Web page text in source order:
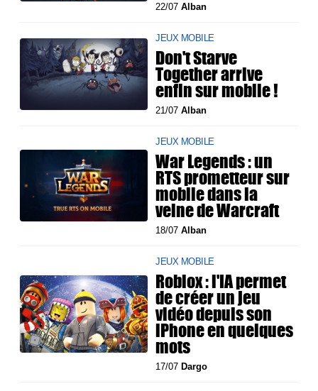
22/07Alban
JEUX MOBILE
Don't Starve
Together arrive
enfin sur mobile !
21/07Alban
JEUX MOBILE
War Legends : un
RTS prometteur sur
mobile dans la
veine de Warcraft
18/07Alban
JEUX MOBILE
Roblox : l'IA permet
de créer un jeu
vidéo depuis son
iPhone en quelques
mots
17/07 Dargo